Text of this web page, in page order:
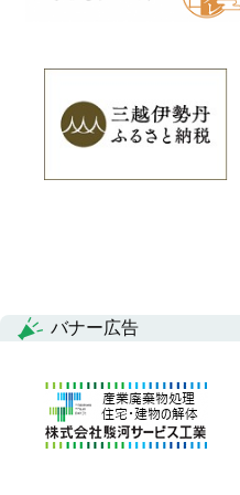
バナー広告